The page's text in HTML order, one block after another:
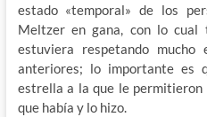
estado «temporal» de los
Meltzer en gana, con lo cual
estuviera respetando
anteriores; lo importante es
estrella a la que le
que había y lo hizo.